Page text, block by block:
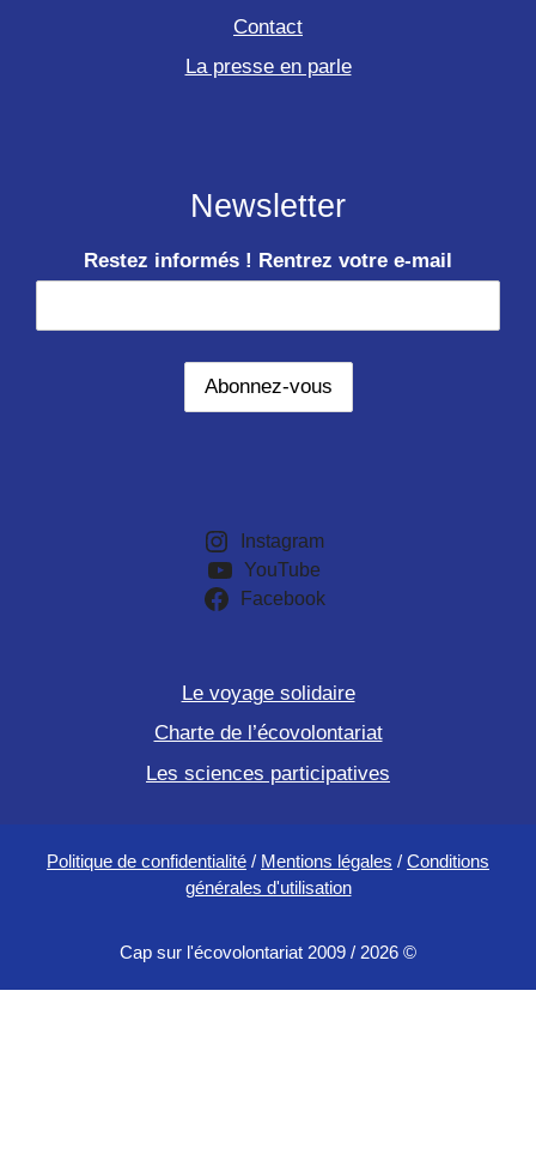
Contact
La presse en parle
Newsletter
Restez informés ! Rentrez votre e-mail
Instagram
YouTube
Facebook
Le voyage solidaire
Charte de l’écovolontariat
Les sciences participatives
Politique de confidentialité / Mentions légales / Conditions
générales d'utilisation
Cap sur l'écovolontariat 2009 / 2026 ©